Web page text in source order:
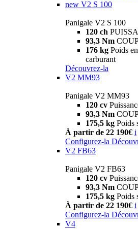
new V2 S 100
Panigale V2 S 100
120 ch
93,3 Nm
176 kg Poids
carburant
Découvrez-la
V2 MM93
Panigale V2 MM93
120 cv
93,3 Nm
175,5 kg Poids
À partir de 22 190€ i
Configurez-la
V2 FB63
Panigale V2 FB63
120 cv
93,3 Nm
175,5 kg Poids
À partir de 22 190€ i
Configurez-la
V4